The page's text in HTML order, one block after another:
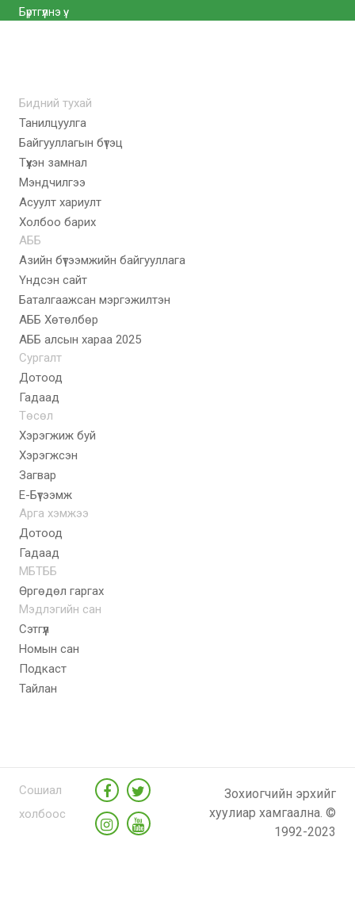
Бүртгүүлнэ үү.
Бидний тухай
Танилцуулга
Байгууллагын бүтэц
Түүхэн замнал
Мэндчилгээ
Асуулт хариулт
Холбоо барих
АББ
Азийн бүтээмжийн байгууллага
Үндсэн сайт
Баталгаажсан мэргэжилтэн
АББ Хөтөлбөр
AББ алсын хараа 2025
Сургалт
Дотоод
Гадаад
Төсөл
Хэрэгжиж буй
Хэрэгжсэн
Загвар
E-Бүтээмж
Арга хэмжээ
Дотоод
Гадаад
МБТББ
Өргөдөл гаргах
Мэдлэгийн сан
Сэтгүүл
Номын сан
Подкаст
Тайлан
Сошиал
холбоос
Зохиогчийн эрхийг
хуулиар хамгаална. ©
1992-2023